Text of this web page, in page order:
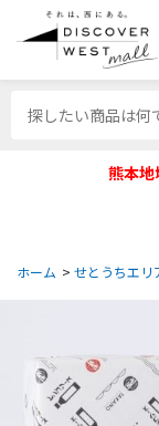
熊本地
ホーム > せとうちエリ